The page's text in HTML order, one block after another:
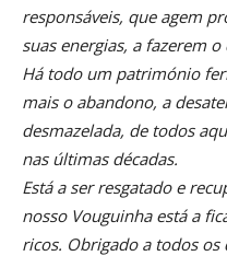
responsáveis, que agem
suas energias, a fazerem
Há todo um património
mais o abandono, a
desmazelada, de todos
nas últimas décadas.
Está a ser resgatado e
nosso Vouguinha está a
ricos. Obrigado a todos os